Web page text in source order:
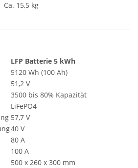
Ca. 15,5 kg
LFP Batterie 5 kWh
5120 Wh (100 Ah)
51,2 V
3500 bis 80% Kapazität
LiFePO4
57,7 V
40 V
80 A
100 A
500 x 260 x 300 mm